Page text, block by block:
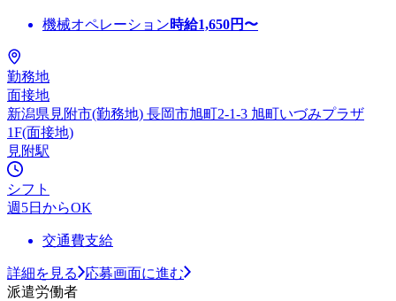
機械オペレーション時給1,650円〜
勤務地
面接地
新潟県見附市(勤務地) 長岡市旭町2-1-3 旭町いづみプラザ
1F(面接地)
見附駅
シフト
週5日からOK
交通費支給
詳細を見る
応募画面に進む
派遣労働者